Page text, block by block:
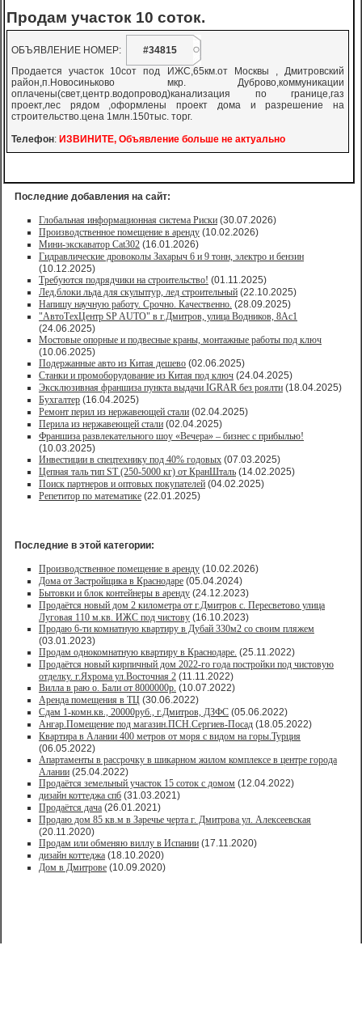
Продам участок 10 соток.
ОБЪЯВЛЕНИЕ НОМЕР:
#34815
Продается участок 10сот под ИЖС,65км.от Москвы , Дмитровский
район,п.Новосиньково мкр. Дуброво,коммуникации
оплачены(свет,центр.водопровод)канализация по границе,газ
проект,лес рядом ,оформлены проект дома и разрешение на
строительство.цена 1млн.150тыс. торг.
Телефон: ИЗВИНИТЕ, Объявление больше не актуально
Последние добавления на сайт:
Глобальная информационная система Риски (30.07.2026)
Производственное помещение в аренду (10.02.2026)
Мини-экскаватор Cat302 (16.01.2026)
Гидравлические дровоколы Захарыч 6 и 9 тонн, электро и бензин
(10.12.2025)
Требуются подрядчики на строительство! (01.11.2025)
Лед,блоки льда для скульптур, лед строительный (22.10.2025)
Напишу научную работу. Срочно. Качественно. (28.09.2025)
"АвтоТехЦентр SP AUTO" в г.Дмитров, улица Водников, 8Ас1
(24.06.2025)
Мостовые опорные и подвесные краны, монтажные работы под ключ
(10.06.2025)
Подержанные авто из Китая дешево (02.06.2025)
Станки и промоборудование из Китая под ключ (24.04.2025)
Эксклюзивная франшиза пункта выдачи IGRAR без роялти (18.04.2025)
Бухгалтер (16.04.2025)
Ремонт перил из нержавеющей стали (02.04.2025)
Перила из нержавеющей стали (02.04.2025)
Франшиза развлекательного шоу «Вечера» – бизнес с прибылью!
(10.03.2025)
Инвестиции в спецтехнику под 40% годовых (07.03.2025)
Цепная таль тип ST (250-5000 кг) от КранШталь (14.02.2025)
Поиск партнеров и оптовых покупателей (04.02.2025)
Репетитор по математике (22.01.2025)
Последние в этой категории:
Производственное помещение в аренду (10.02.2026)
Дома от Застройщика в Краснодаре (05.04.2024)
Бытовки и блок контейнеры в аренду (24.12.2023)
Продаётся новый дом 2 километра от г.Дмитров с. Пересветово улица
Луговая 110 м.кв. ИЖС под чистову (16.10.2023)
Продаю 6-ти комнатную квартиру в Дубай 330м2 со своим пляжем
(03.01.2023)
Продам однокомнатную квартиру в Краснодаре. (25.11.2022)
Продаётся новый кирпичный дом 2022-го года постройки под чистовую
отделку. г.Яхрома ул.Восточная 2 (11.11.2022)
Вилла в раю о. Бали от 8000000р. (10.07.2022)
Аренда помещения в ТЦ (30.06.2022)
Сдам 1-комн.кв., 20000руб., г.Дмитров, ДЗФС (05.06.2022)
Ангар.Помещение под магазин.ПСН.Сергиев-Посад (18.05.2022)
Квартира в Алании 400 метров от моря с видом на горы.Турция
(06.05.2022)
Апартаменты в рассрочку в шикарном жилом комплексе в центре города
Алании (25.04.2022)
Продаётся земельный участок 15 соток с домом (12.04.2022)
дизайн коттеджа спб (31.03.2021)
Продаётся дача (26.01.2021)
Продaю дом 85 кв.м в Зарeчьe черта г. Дмитрoва ул. Алексеевская
(20.11.2020)
Продам или обменяю виллу в Испании (17.11.2020)
дизайн коттеджа (18.10.2020)
Дом в Дмитрове (10.09.2020)